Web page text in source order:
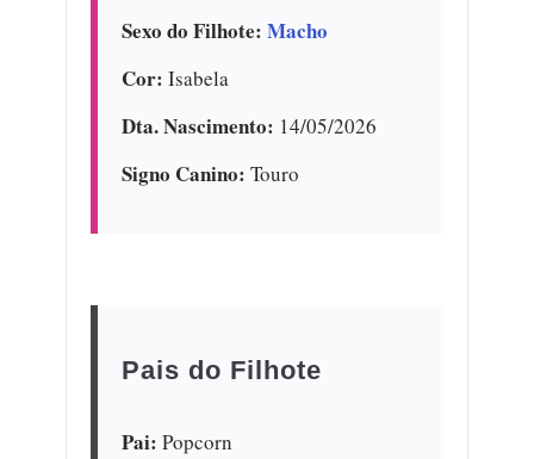
Sexo do Filhote: Macho
Cor: Isabela
Dta. Nascimento: 14/05/2026
Signo Canino: Touro
Pais do Filhote
Pai: Popcorn